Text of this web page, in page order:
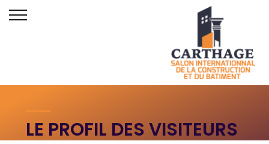
LE PROFIL DES VISITEURS